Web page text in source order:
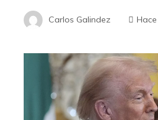
Carlos Galindez